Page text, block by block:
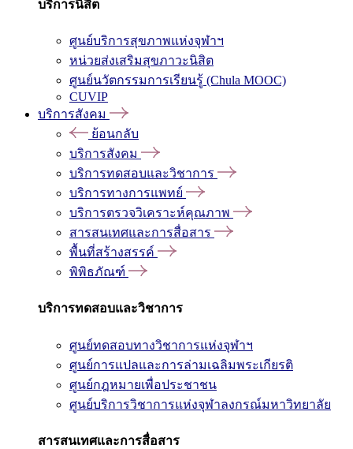
บริการนิสิต
ศูนย์บริการสุขภาพแห่งจุฬาฯ
หน่วยส่งเสริมสุขภาวะนิสิต
ศูนย์นวัตกรรมการเรียนรู้ (Chula MOOC)
CUVIP
บริการสังคม
ย้อนกลับ
บริการสังคม
บริการทดสอบและวิชาการ
บริการทางการแพทย์
บริการตรวจวิเคราะห์คุณภาพ
สารสนเทศและการสื่อสาร
พื้นที่สร้างสรรค์
พิพิธภัณฑ์
บริการทดสอบและวิชาการ
ศูนย์ทดสอบทางวิชาการแห่งจุฬาฯ
ศูนย์การแปลและการล่ามเฉลิมพระเกียรติ
ศูนย์กฎหมายเพื่อประชาชน
ศูนย์บริการวิชาการแห่งจุฬาลงกรณ์มหาวิทยาลัย
สารสนเทศและการสื่อสาร